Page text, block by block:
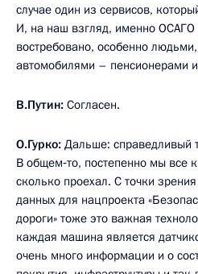
случае один из сервисов,
И, на наш взгляд, именно ОСАГО
востребовано, особенно
автомобилями – пенсионерами
В.Путин: Согласен.
О.Гурко: Дальше: справедливый
В общем‑то, постепенно мы все
сколько проехал. С точки
данных для нацпроекта
дороги» тоже это важная
каждая машина является
очень много информации и о